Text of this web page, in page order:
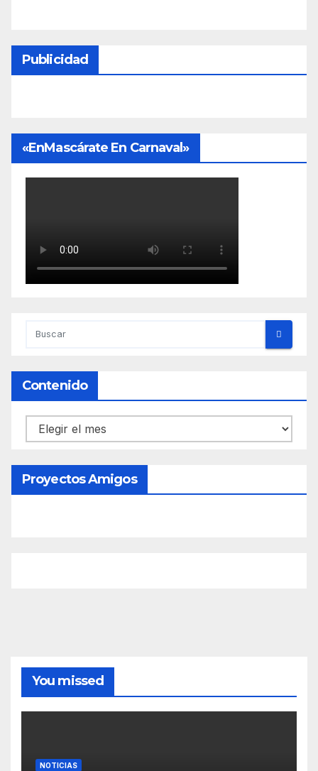
Publicidad
«EnMascárate En Carnaval»
Contenido
Contenido
Proyectos Amigos
You missed
NOTICIAS